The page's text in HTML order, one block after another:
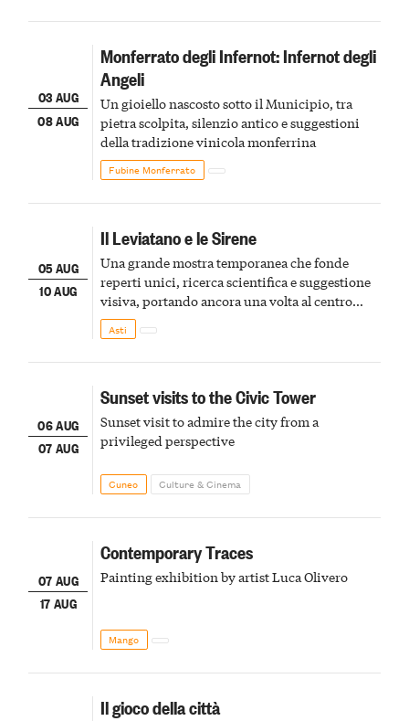
03 AUG
08 AUG
Monferrato degli Infernot: Infernot degli
Angeli
Un gioiello nascosto sotto il Municipio, tra
pietra scolpita, silenzio antico e suggestioni
della tradizione vinicola monferrina
Fubine Monferrato
05 AUG
10 AUG
Il Leviatano e le Sirene
Una grande mostra temporanea che fonde
reperti unici, ricerca scientifica e suggestione
visiva, portando ancora una volta al centro
della scena le meraviglie del passato astigiano
Asti
06 AUG
07 AUG
Sunset visits to the Civic Tower
Sunset visit to admire the city from a
privileged perspective
Cuneo Culture & Cinema
07 AUG
17 AUG
Contemporary Traces
Painting exhibition by artist Luca Olivero
Mango
Il gioco della città